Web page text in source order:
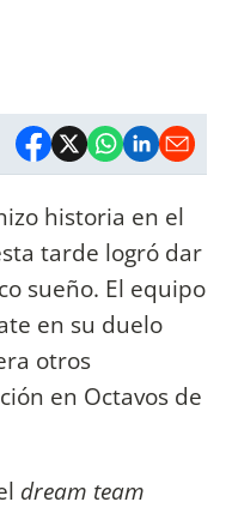
historia en el
tarde logró dar
sueño. El equipo
en su duelo
otros
en Octavos de
dream team